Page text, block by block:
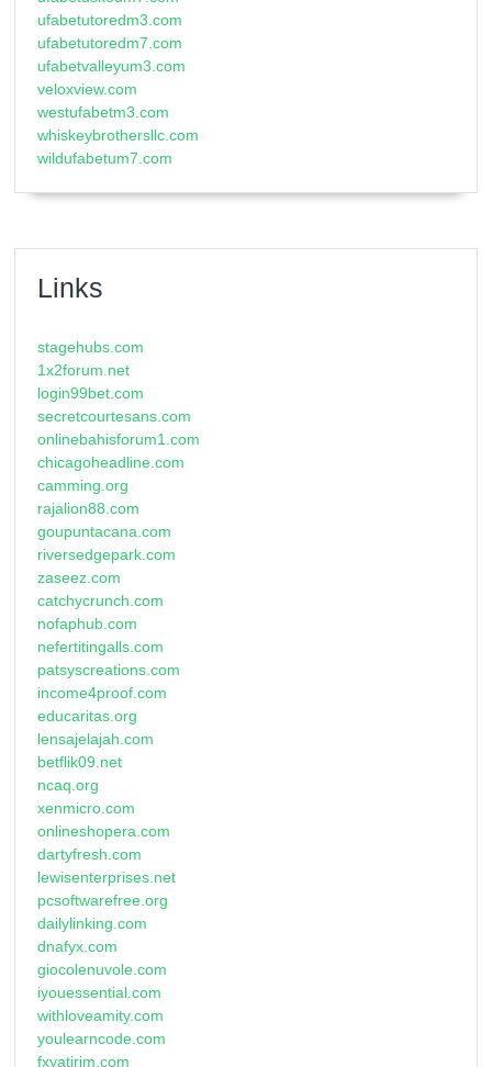
ufabetutoredm3.com
ufabetutoredm7.com
ufabetvalleyum3.com
veloxview.com
westufabetm3.com
whiskeybrothersllc.com
wildufabetum7.com
Links
stagehubs.com
1x2forum.net
login99bet.com
secretcourtesans.com
onlinebahisforum1.com
chicagoheadline.com
camming.org
rajalion88.com
goupuntacana.com
riversedgepark.com
zaseez.com
catchycrunch.com
nofaphub.com
nefertitingalls.com
patsyscreations.com
income4proof.com
educaritas.org
lensajelajah.com
betflik09.net
ncaq.org
xenmicro.com
onlineshopera.com
dartyfresh.com
lewisenterprises.net
pcsoftwarefree.org
dailylinking.com
dnafyx.com
giocolenuvole.com
iyouessential.com
withloveamity.com
youlearncode.com
fxyatirim.com